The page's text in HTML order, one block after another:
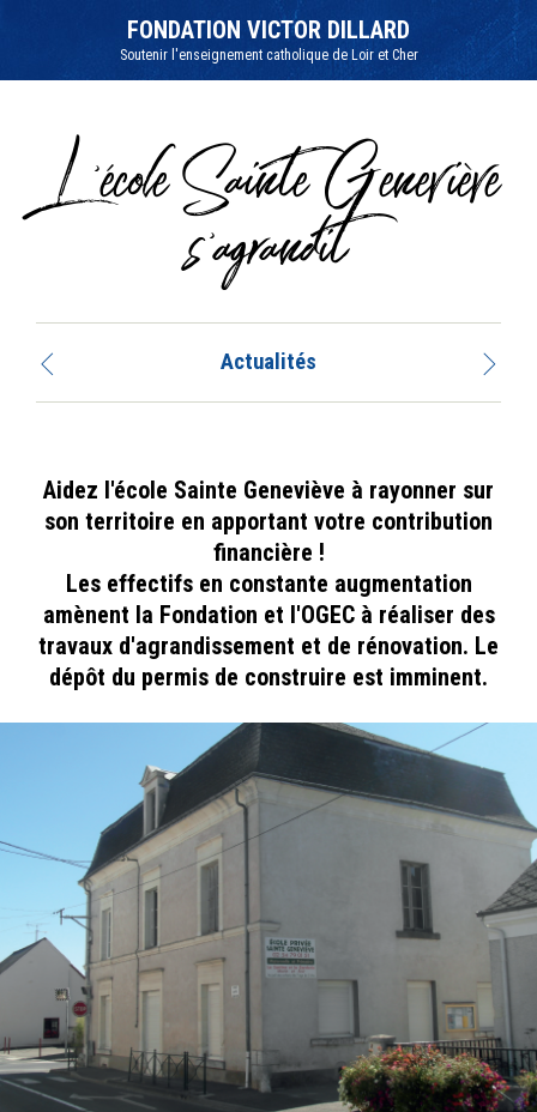
la
FONDATION VICTOR DILLARD
Soutenir l'enseignement catholique de Loir et Cher
L'école Sainte Geneviève
s'agrandit
Actualités
Aidez l'école Sainte Geneviève à rayonner sur
son territoire en apportant votre contribution
financière !
Les effectifs en constante augmentation
amènent la Fondation et l'OGEC à réaliser des
travaux d'agrandissement et de rénovation. Le
dépôt du permis de construire est imminent.